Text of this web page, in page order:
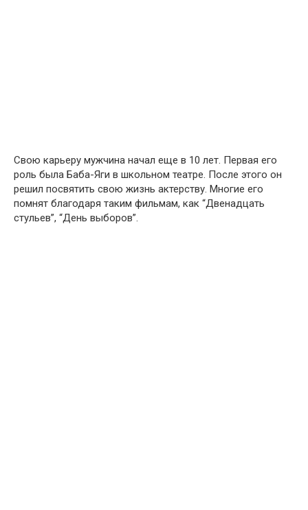
Свою карьеру мужчина начал еще в 10 лет. Первая его
роль была Баба-Яги в школьном театре. После этого он
решил посвятить свою жизнь актерству. Многие его
помнят благодаря таким фильмам, как “Двенадцать
стульев”, “День выборов”.